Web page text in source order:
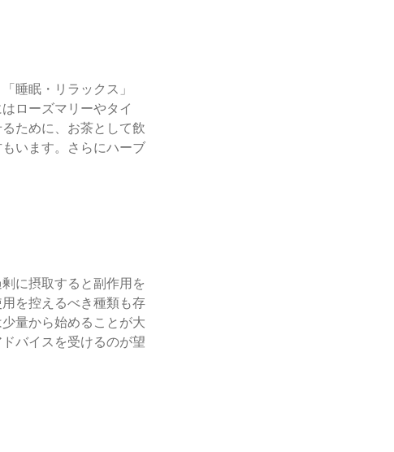
睡眠・リラックス」
ローズマリーやタイ
ために、お茶として飲
います。さらにハーブ
に摂取すると副作用を
を控えるべき種類も存
量から始めることが大
バイスを受けるのが望